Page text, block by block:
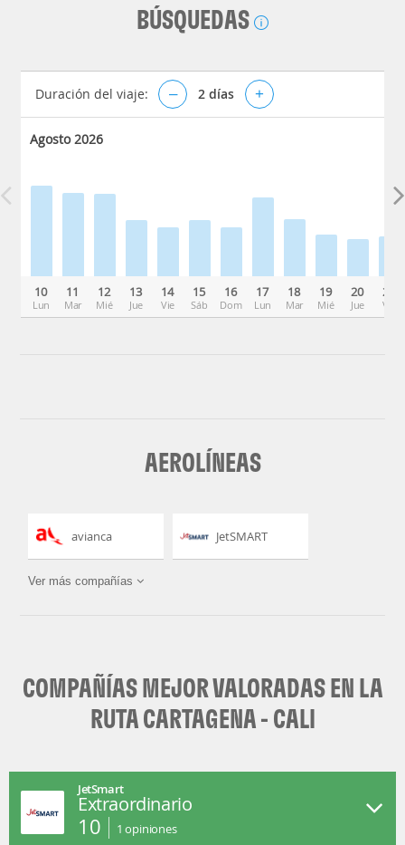
BÚSQUEDAS
Duración del viaje: – 2 días +
Agosto 2026
10
Lun
11
Mar
12
Mié
13
Jue
14
Vie
15
Sáb
16
Dom
17
Lun
18
Mar
19
Mié
20
Jue
21
Vie
AEROLÍNEAS
avianca JetSMART
LATAM Airlines
Ver más compañías
COMPAÑÍAS MEJOR VALORADAS EN LA
RUTA CARTAGENA - CALI
JetSmart
Extraordinario
10 1 opiniones